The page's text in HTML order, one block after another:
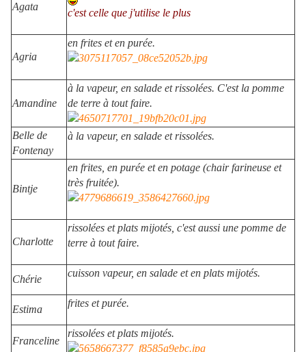
Agata
c'est celle que j'utilise le plus
Agria
en frites et en purée.
Amandine
à la vapeur, en salade et rissolées. C'est la pomme
de terre à tout faire.
Belle de
Fontenay
à la vapeur, en salade et rissolées.
Bintje
en frites, en purée et en potage (chair farineuse et
très fruitée).
Charlotte
rissolées et plats mijotés, c'est aussi une pomme de
terre à tout faire.
Chérie
cuisson vapeur, en salade et en plats mijotés.
Estima
frites et purée.
Franceline
rissolées et plats mijotés.